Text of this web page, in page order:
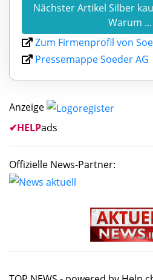
Nächster Artikel Silber
Warum ...
Zum Firmenprofil von
Pressemappe Soeder AG
Anzeige
✔HELPads
Offizielle News-Partner: